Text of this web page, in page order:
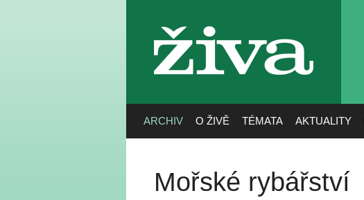
živa
ARCHIV O ŽIVĚ TÉMATA AKTUALITY
Mořské rybářství